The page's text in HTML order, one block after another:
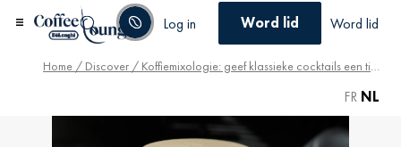
Log in Word lid Word lid
FR NL
Home / Discover / Koffiemixologie: geef klassieke cocktails een tiwst